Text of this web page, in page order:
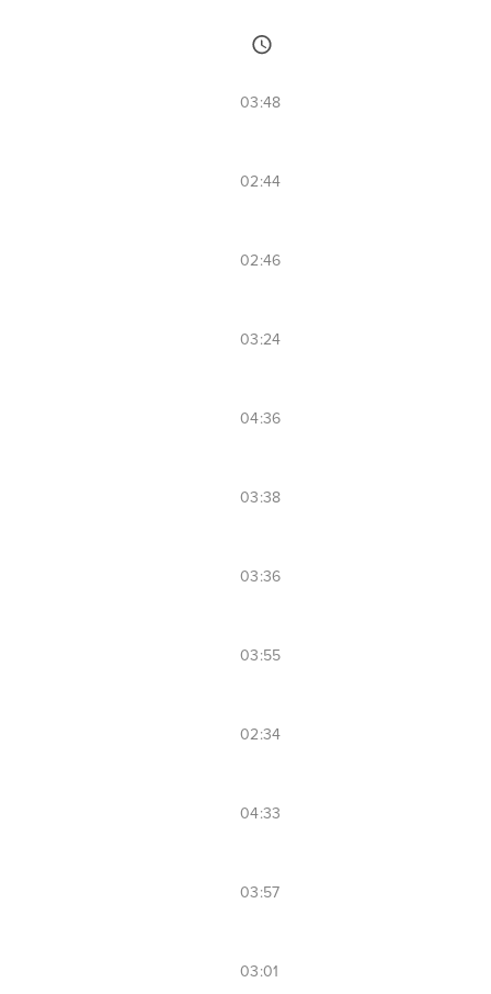
03:48
02:44
02:46
03:24
04:36
03:38
03:36
03:55
02:34
04:33
03:57
03:01